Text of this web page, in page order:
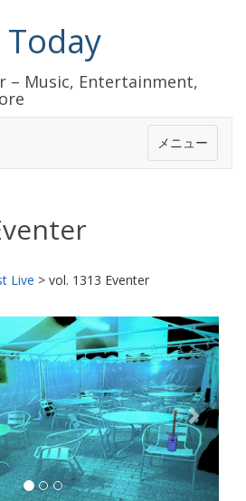
Today
– Music, Entertainment,
メニュー
Live > vol. 1313 Eventer
次
へ